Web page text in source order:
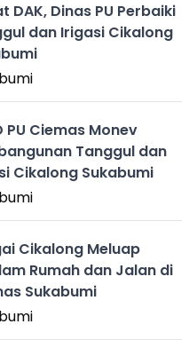
DAK, Dinas PU Perbaiki
dan Irigasi Cikalong
PU Ciemas Monev
Tanggul dan
Cikalong Sukabumi
Cikalong Meluap
Rumah dan Jalan di
Sukabumi